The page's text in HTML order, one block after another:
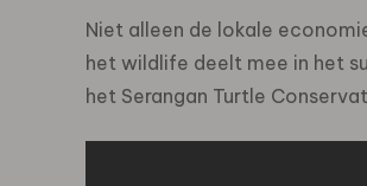
Niet alleen de lokale
het wildlife deelt mee in het
het Serangan Turtle